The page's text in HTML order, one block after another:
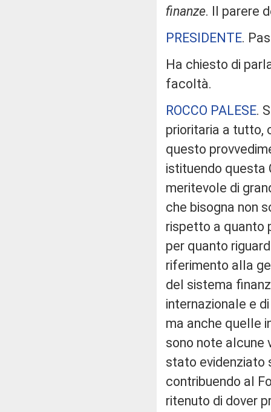
finanze. Il parere
PRESIDENTE.
Ha chiesto di
facoltà.
ROCCO PALESE.
prioritaria a tutto,
questo
istituendo questa
meritevole di
che bisogna non
rispetto a quanto
per quanto
riferimento alla
del sistema
internazionale e
ma anche quelle
sono note alcune
stato evidenziato
contribuendo al
ritenuto di dover